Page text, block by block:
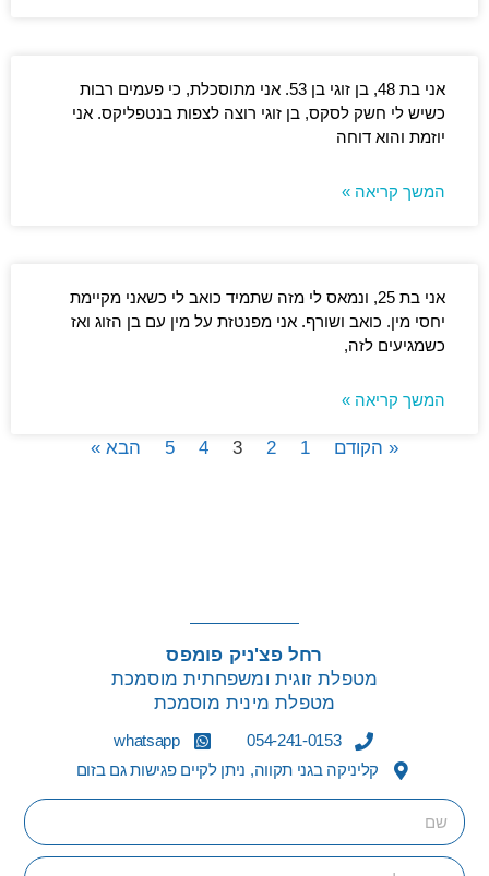
אני בת 48, בן זוגי בן 53. אני מתוסכלת, כי פעמים רבות
כשיש לי חשק לסקס, בן זוגי רוצה לצפות בנטפליקס. אני
יוזמת והוא דוחה
המשך קריאה »
אני בת 25, ונמאס לי מזה שתמיד כואב לי כשאני מקיימת
יחסי מין. כואב ושורף. אני מפנטזת על מין עם בן הזוג ואז
כשמגיעים לזה,
המשך קריאה »
« הקודם 1
2
3
4
5 הבא »
רחל פצ'ניק פומפס
מטפלת זוגית ומשפחתית מוסמכת
מטפלת מינית מוסמכת
054-241-0153
whatsapp
קליניקה בגני תקווה, ניתן לקיים פגישות גם בזום